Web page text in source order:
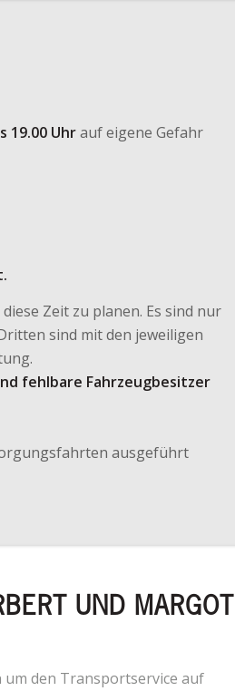
19.00 Uhrauf eigene Gefahr
Zeit zu planen. Es sind nur
sind mit den jeweiligen
fehlbare Fahrzeugbesitzer
ausgeführt
UND MARGOT
um den Transportservice auf